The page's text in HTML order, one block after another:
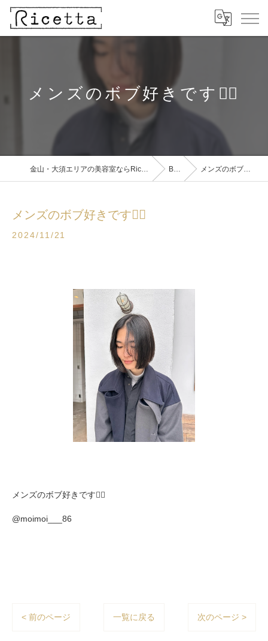
メンズのボブ好きです🙂‍↕️
金山・大須エリアの美容室ならRicetta【リチェッタ】 BLOG メンズのボブ好きです🙂‍↕️
メンズのボブ好きです🙂‍↕️
2024/11/21
メンズのボブ好きです🙂‍↕️
@moimoi___86
< 前のページ 一覧に戻る 次のページ >